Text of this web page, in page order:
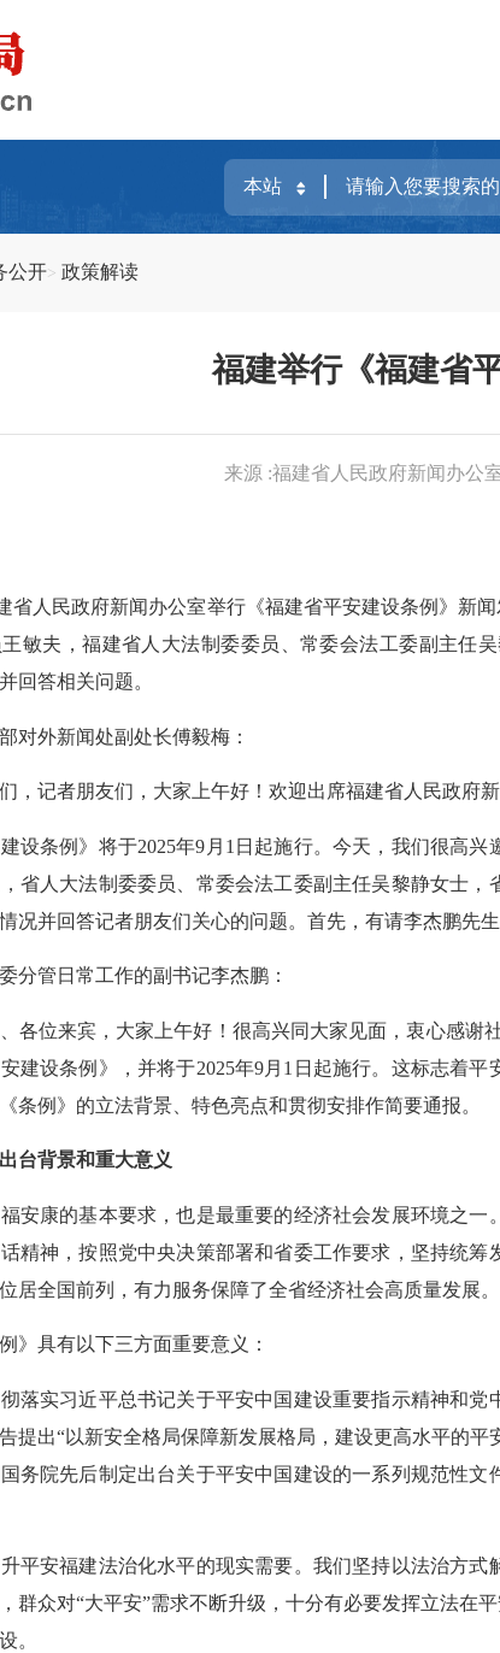
公开 政策解读
福建举行《福建省
来源 :福建省人民政府新闻办公
省人民政府新闻办公室举行《福建省平安建设条例》新
敏夫，福建省人大法制委委员、常委会法工委副主任
回答相关问题。
外新闻处副处长傅毅梅：
记者朋友们，大家上午好！欢迎出席福建省人民政府新
条例》将于2025年9月1日起施行。今天，我们很高兴
省人大法制委委员、常委会法工委副主任吴黎静女士
况并回答记者朋友们关心的问题。首先，有请李杰鹏先
管日常工作的副书记李杰鹏：
位来宾，大家上午好！很高兴同大家见面，衷心感谢
建设条例》，并将于2025年9月1日起施行。这标志着
条例》的立法背景、特色亮点和贯彻安排作简要通报。
台背景和重大意义
康的基本要求，也是最重要的经济社会发展环境之一
精神，按照党中央决策部署和省委工作要求，坚持统
居全国前列，有力服务保障了全省经济社会高质量发展。
具有以下三方面重要意义：
实习近平总书记关于平安中国建设重要指示精神和党
提出“以新安全格局保障新发展格局，建设更高水平的
务院先后制定出台关于平安中国建设的一系列规范性
安福建法治化水平的现实需要。我们坚持以法治方式
群众对“大平安”需求不断升级，十分有必要发挥立法在
。